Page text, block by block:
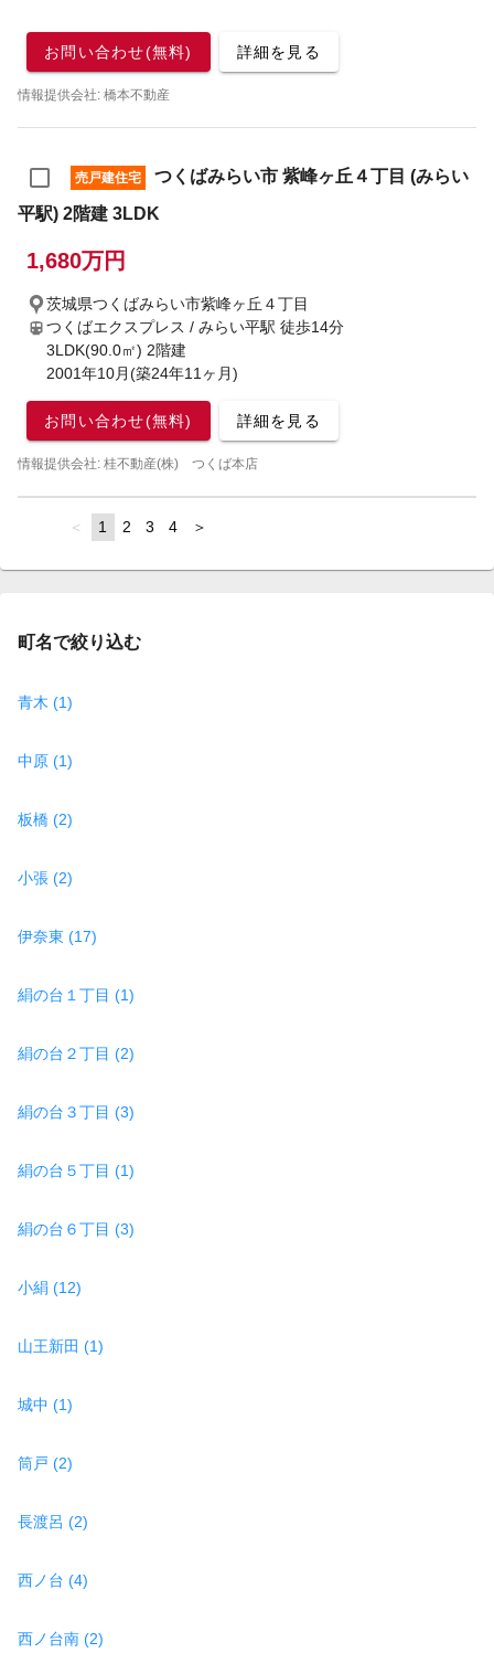
お問い合わせ(無料) 詳細を見る
情報提供会社: 橋本不動産
売戸建住宅
つくばみらい市 紫峰ヶ丘４丁目 (みらい
平駅) 2階建 3LDK
1,680万円
茨城県つくばみらい市紫峰ヶ丘４丁目
つくばエクスプレス / みらい平駅 徒歩14分
3LDK(90.0㎡) 2階建
2001年10月(築24年11ヶ月)
お問い合わせ(無料) 詳細を見る
情報提供会社: 桂不動産(株) つくば本店
page
You're
page
1 page
2 page
3 page
4 page
町名で絞り込む
青木 (1)
中原 (1)
板橋 (2)
小張 (2)
伊奈東 (17)
絹の台１丁目 (1)
絹の台２丁目 (2)
絹の台３丁目 (3)
絹の台５丁目 (1)
絹の台６丁目 (3)
小絹 (12)
山王新田 (1)
城中 (1)
筒戸 (2)
長渡呂 (2)
西ノ台 (4)
西ノ台南 (2)